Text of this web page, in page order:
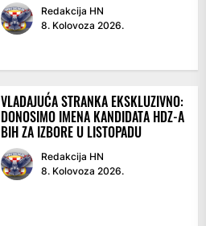
Redakcija HN
8. Kolovoza 2026.
VLADAJUĆA STRANKA EKSKLUZIVNO:
DONOSIMO IMENA KANDIDATA HDZ-A
BIH ZA IZBORE U LISTOPADU
Redakcija HN
8. Kolovoza 2026.